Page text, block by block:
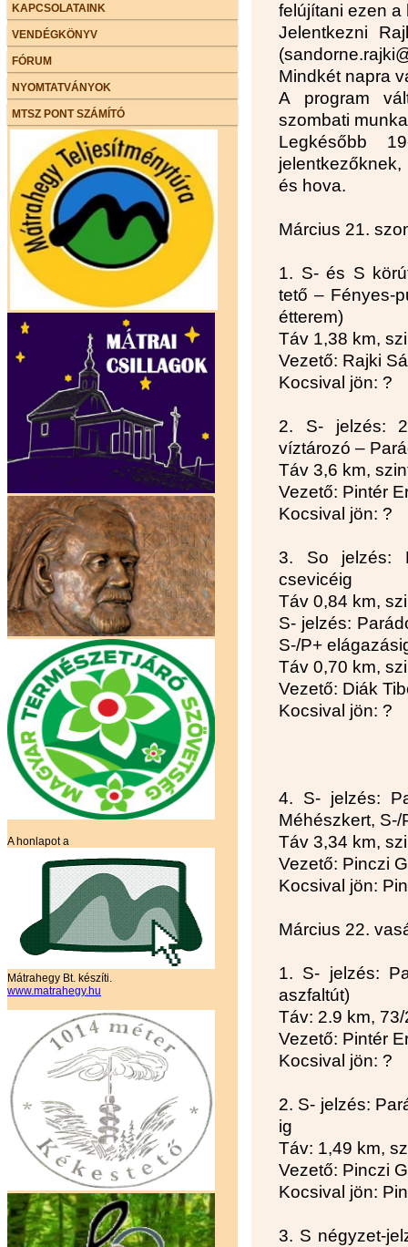
KAPCSOLATAINK
VENDÉGKÖNYV
FÓRUM
NYOMTATVÁNYOK
MTSZ PONT SZÁMÍTÓ
A honlapot a
Mátrahegy Bt. készíti.
www.matrahegy.hu
felújítani ezen a
Jelentkezni
Mindkét napra
A program
szombati
Legkésőbb
és hova.
Március 21.
1. S- és S
tető – Fényes-
étterem)
Táv 1,38 km,
Vezető: Rajki
Kocsival jön: ?
2. S- jelzés:
víztározó –
Táv 3,6 km,
Vezető: Pintér
Kocsival jön: ?
3. So jelzés:
csevicéig
Táv 0,84 km,
S- jelzés:
S-/P+
Táv 0,70 km,
Vezető: Diák
Kocsival jön: ?
4. S- jelzés:
Méhészkert,
Táv 3,34 km,
Vezető: Pinczi
Kocsival jön:
Március 22.
1. S- jelzés:
aszfaltút)
Táv: 2.9 km, 73/
Vezető: Pintér
Kocsival jön: ?
2. S- jelzés:
ig
Táv: 1,49 km,
Vezető: Pinczi
Kocsival jön:
3. S négyzet-